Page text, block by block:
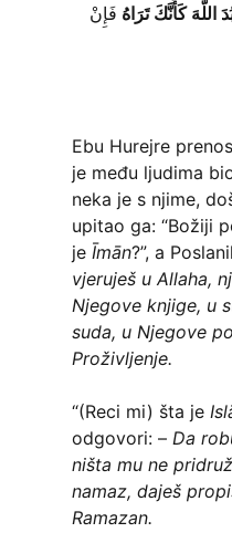
اللَّهَ كَأَنَّكَ تَرَاهُ فَإِنْ
Ebu Hurejre
je među ljudima
neka je s njime,
upitao ga: “Božiji
je Īmān?”, a
vjeruješ u Allaha,
Njegove knjige, u
suda, u Njegove
Proživljenje.
“(Reci mi) šta je
odgovori: – Da
ništa mu ne
namaz, daješ
Ramazan.